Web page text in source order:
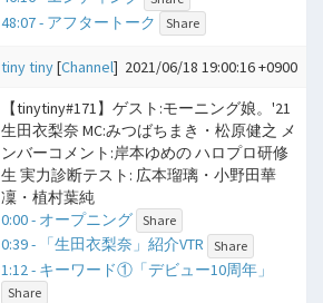
48:07 - アフタートーク Share
tiny tiny[Channel] 2021/06/18 19:00:16 +0900
【tinytiny#171】ゲスト:モーニング娘。'21
生田衣梨奈 MC:みつばちまき・松原健之 メ
ンバーコメント:岸本ゆめの ハロプロ研修
生 実力診断テスト: 広本瑠璃・小野田華
凜・植村葉純
0:00 - オープニング Share
0:39 - 「生田衣梨奈」紹介VTR Share
1:12 - キーワード①「デビュー10周年」
Share